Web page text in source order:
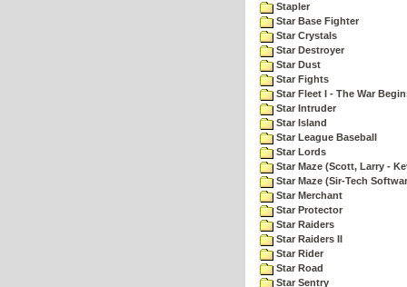
Stapler
Star Base Fighter
Star Crystals
Star Destroyer
Star Dust
Star Fights
Star Fleet I - The War
Star Intruder
Star Island
Star League Baseball
Star Lords
Star Maze (Scott, Larry -
Star Maze (Sir-Tech
Star Merchant
Star Protector
Star Raiders
Star Raiders II
Star Rider
Star Road
Star Sentry